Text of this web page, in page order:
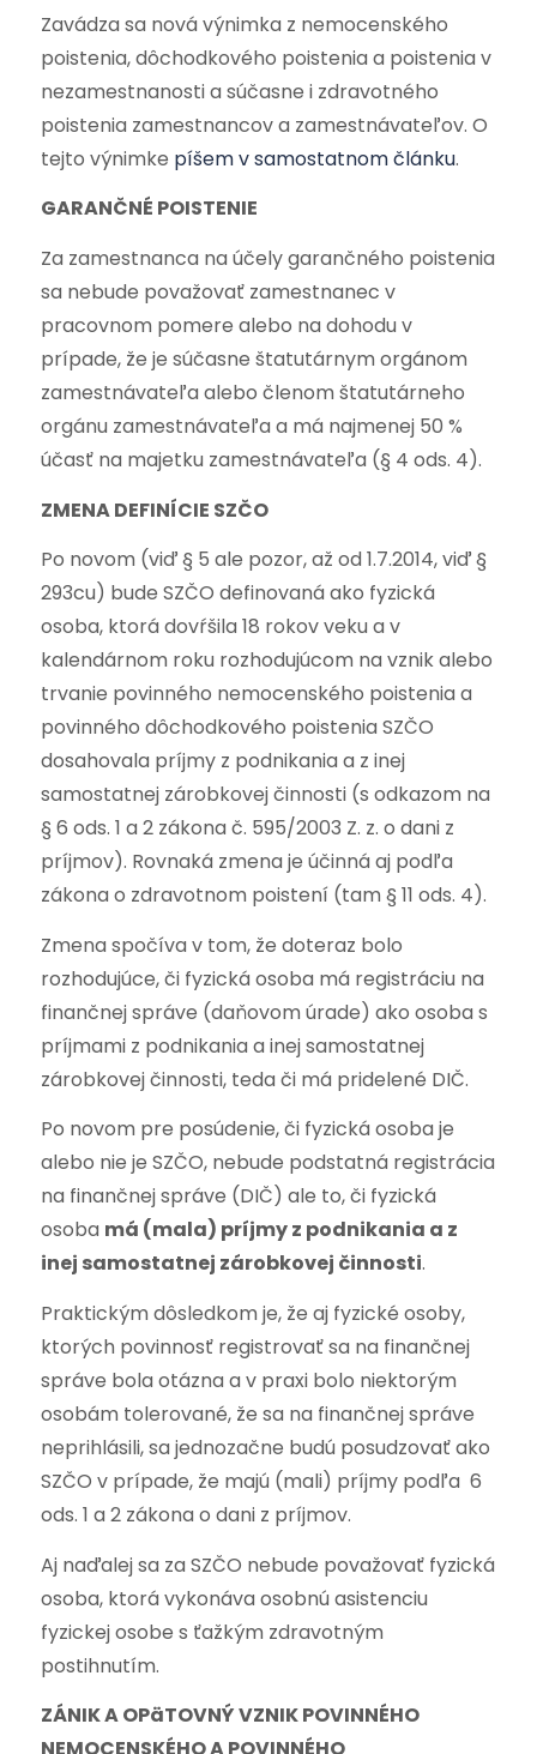
Zavádza sa nová výnimka z nemocenského
poistenia, dôchodkového poistenia a poistenia v
nezamestnanosti a súčasne i zdravotného
poistenia zamestnancov a zamestnávateľov. O
tejto výnimke píšem v samostatnom článku.
GARANČNÉ POISTENIE
Za zamestnanca na účely garančného poistenia
sa nebude považovať zamestnanec v
pracovnom pomere alebo na dohodu v
prípade, že je súčasne štatutárnym orgánom
zamestnávateľa alebo členom štatutárneho
orgánu zamestnávateľa a má najmenej 50 %
účasť na majetku zamestnávateľa (§ 4 ods. 4).
ZMENA DEFINÍCIE SZČO
Po novom (viď § 5 ale pozor, až od 1.7.2014, viď §
293cu) bude SZČO definovaná ako fyzická
osoba, ktorá dovŕšila 18 rokov veku a v
kalendárnom roku rozhodujúcom na vznik alebo
trvanie povinného nemocenského poistenia a
povinného dôchodkového poistenia SZČO
dosahovala príjmy z podnikania a z inej
samostatnej zárobkovej činnosti (s odkazom na
§ 6 ods. 1 a 2 zákona č. 595/2003 Z. z. o dani z
príjmov). Rovnaká zmena je účinná aj podľa
zákona o zdravotnom poistení (tam § 11 ods. 4).
Zmena spočíva v tom, že doteraz bolo
rozhodujúce, či fyzická osoba má registráciu na
finančnej správe (daňovom úrade) ako osoba s
príjmami z podnikania a inej samostatnej
zárobkovej činnosti, teda či má pridelené DIČ.
Po novom pre posúdenie, či fyzická osoba je
alebo nie je SZČO, nebude podstatná registrácia
na finančnej správe (DIČ) ale to, či fyzická
osoba má (mala) príjmy z podnikania a z
inej samostatnej zárobkovej činnosti.
Praktickým dôsledkom je, že aj fyzické osoby,
ktorých povinnosť registrovať sa na finančnej
správe bola otázna a v praxi bolo niektorým
osobám tolerované, že sa na finančnej správe
neprihlásili, sa jednozačne budú posudzovať ako
SZČO v prípade, že majú (mali) príjmy podľa 6
ods. 1 a 2 zákona o dani z príjmov.
Aj naďalej sa za SZČO nebude považovať fyzická
osoba, ktorá vykonáva osobnú asistenciu
fyzickej osobe s ťažkým zdravotným
postihnutím.
ZÁNIK A OPäTOVNÝ VZNIK POVINNÉHO